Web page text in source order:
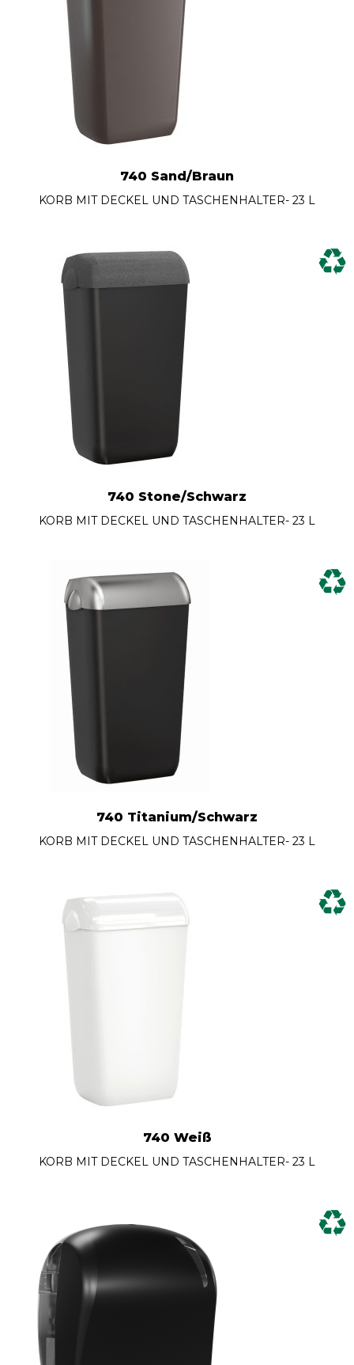
740 Sand/Braun
KORB MIT DECKEL UND TASCHENHALTER- 23 L
740 Stone/Schwarz
KORB MIT DECKEL UND TASCHENHALTER- 23 L
740 Titanium/Schwarz
KORB MIT DECKEL UND TASCHENHALTER- 23 L
740 Weiß
KORB MIT DECKEL UND TASCHENHALTER- 23 L